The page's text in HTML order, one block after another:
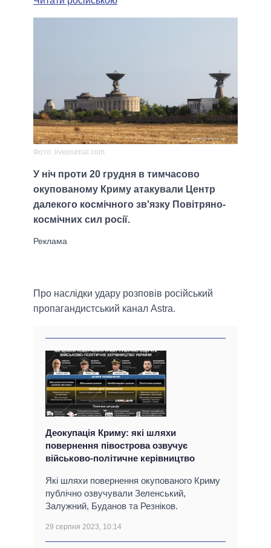
Фото: livejournal.com
У ніч проти 20 грудня в тимчасово
окупованому Криму атакували Центр
далекого космічного зв'язку Повітряно-
космічних сил росії.
Про наслідки удару розповів російський
пропагандистський канал Astra.
Деокупація Криму: які шляхи
повернення півострова озвучує
військово-політичне керівництво
Які шляхи повернення окупованого Криму
публічно озвучували Зеленський,
Залужний, Буданов та Резніков.
29 серпня 2023, 10:14